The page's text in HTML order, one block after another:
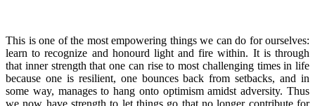
This is one of the most empowering things we can do for ourselves:
learn to recognize and honourd light and fire within. It is through
that inner strength that one can rise to most challenging times in life
because one is resilient, one bounces back from setbacks, and in
some way, manages to hang onto optimism amidst adversity. Thus
we now have strength to let things go that no longer contribute for